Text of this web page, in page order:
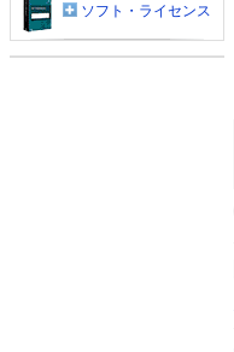
ソフト・ライセンス